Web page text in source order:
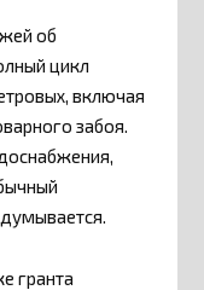
об
цикл
включая
забоя.
гранта